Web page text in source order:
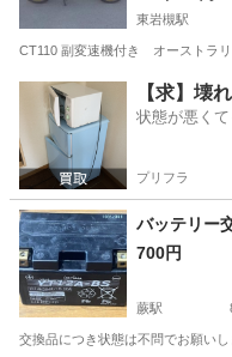
東岩槻駅
CT110 副変速機付き オーストラ
埼玉 さいたま市 東岩槻駅
【求】壊
状態が悪く
プリフラ
バッテリー
700円
蕨駅
交換品につき状態は不問でお願い